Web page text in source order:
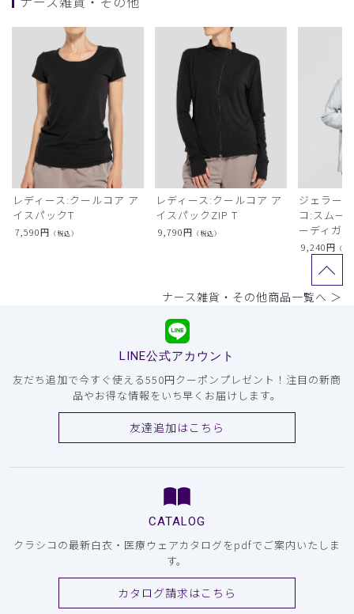
レディース:クールコア ア
イスパックT
7,590円 （税込）
レディース:クールコア ア
イスパックZIP T
9,790円 （税込）
ジェラー
コ:スムー
ーディガン
9,240円 （税
ナース雑貨・その他商品一覧へ ＞
LINE公式アカウント
友だち追加で今すぐ使える550円クーポンプレゼント！注目の新商
品やお得な情報をいち早くお届けします。
友達追加はこちら
CATALOG
クラシコの最新白衣・医療ウェアカタログをpdfでご案内いたしま
す。
カタログ請求はこちら